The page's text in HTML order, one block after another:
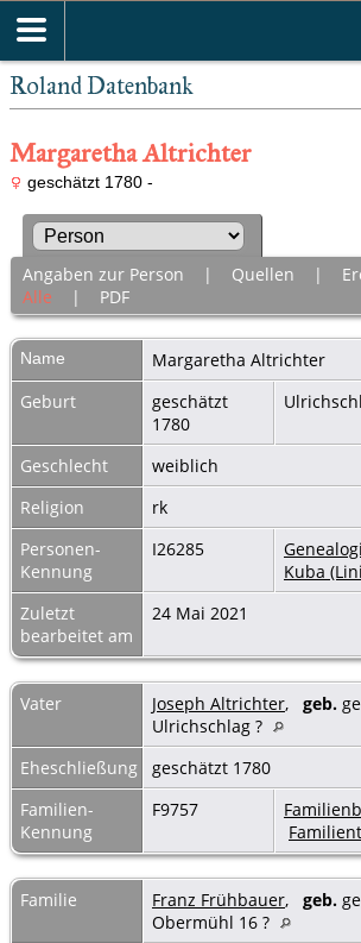
Roland Datenbank
Margaretha Altrichter
geschätzt 1780 -
Angaben zur Person | Quellen |
Alle | PDF
Name Margaretha Altrichter
Geburt
geschätzt
1780
Geschlecht
weiblich
Religion
rk
Personen-
Kennung
I26285
Kuba
Zuletzt
bearbeitet am
24 Mai 2021
Vater Joseph Altrichter, geb.
Ulrichschlag ?
Eheschließung
geschätzt 1780
Familien-
Kennung
F9757
Familie Franz Frühbauer, geb.
Obermühl 16 ?